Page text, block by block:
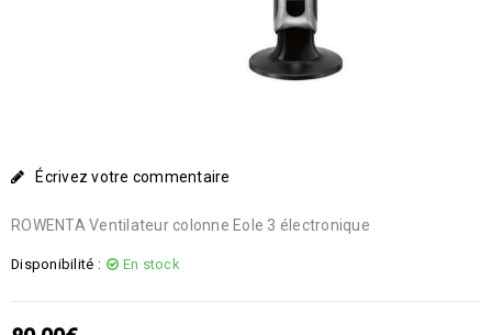
Écrivez votre commentaire
ROWENTA Ventilateur colonne Eole 3 électronique
Disponibilité : En stock